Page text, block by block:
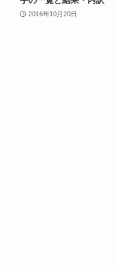
2016年10月20日